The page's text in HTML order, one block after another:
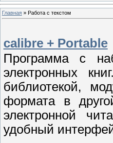
Главная » Работа с текстом
calibre + Portable
Программа с
электронных
библиотекой,
формата в
электронной
удобный